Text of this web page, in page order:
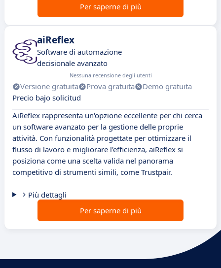
Per saperne di più
aiReflex
Software di automazione
decisionale avanzato
Nessuna recensione degli utenti
Versione gratuita Prova gratuita
Demo gratuita
Precio bajo solicitud
AiReflex rappresenta un'opzione eccellente per chi cerca
un software avanzato per la gestione delle proprie
attività. Con funzionalità progettate per ottimizzare il
flusso di lavoro e migliorare l'efficienza, aiReflex si
posiziona come una scelta valida nel panorama
competitivo di strumenti simili, come Trustpair.
Più dettagli
Per saperne di più